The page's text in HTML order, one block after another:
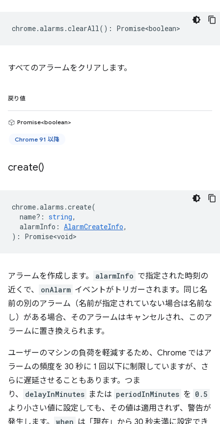
chrome.alarms .clearAll() : Promise<boolean>
すべてのアラームをクリアします。
戻り値
Promise<boolean>
Chrome 91 以降
create()
chrome.alarms .create(
name? : string,
alarmInfo : AlarmCreateInfo,
) : Promise<void>
アラームを作成します。 alarmInfo で指定された時刻の
近くで、
onAlarm イベントがトリガーされます。同じ名
前の別のアラーム（名前が指定されていない場合は名前な
し）がある場合、そのアラームはキャンセルされ、このア
ラームに置き換えられます。
ユーザーのマシンの負荷を軽減するため、Chrome ではア
ラームの頻度を 30 秒に 1 回以下に制限していますが、さ
らに遅延させることもあります。つま
り、
delayInMinutes または periodInMinutes を 0.5
より小さい値に設定しても、その値は適用されず、警告が
発生します。
when は「現在」から 30 秒未満に設定でき